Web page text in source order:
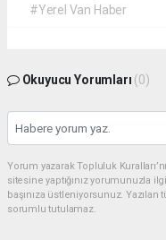
#Yerel Van Haber
Okuyucu Yorumları (0)
Yorum yazarak Topluluk
sitesine yaptığınız yorumunuzla
başınıza üstleniyorsunuz.
sorumlu tutulamaz.